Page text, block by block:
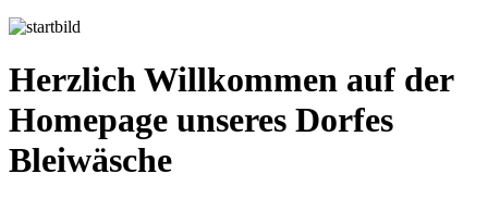
Herzlich Willkommen auf der
Homepage unseres Dorfes
Bleiwäsche